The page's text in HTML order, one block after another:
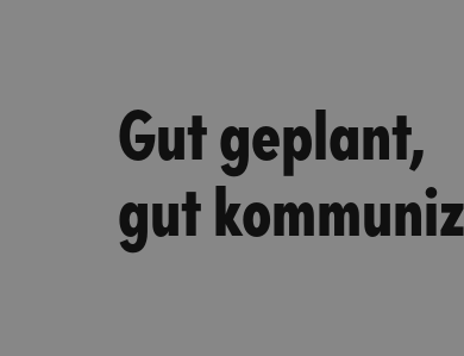
Gut geplant,
gut